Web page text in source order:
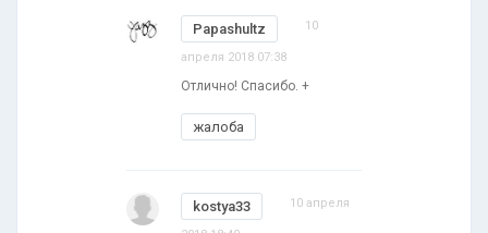
Papashultz 10
апреля 2018 07:38
Отлично! Спасибо. +
жалоба
kostya33 10 апреля